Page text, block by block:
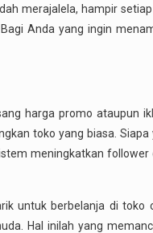
merajalela, hampir
Anda yang ingin
harga promo ataupun
toko yang biasa. Siapa
meningkatkan follower
untuk berbelanja di toko
Hal inilah yang